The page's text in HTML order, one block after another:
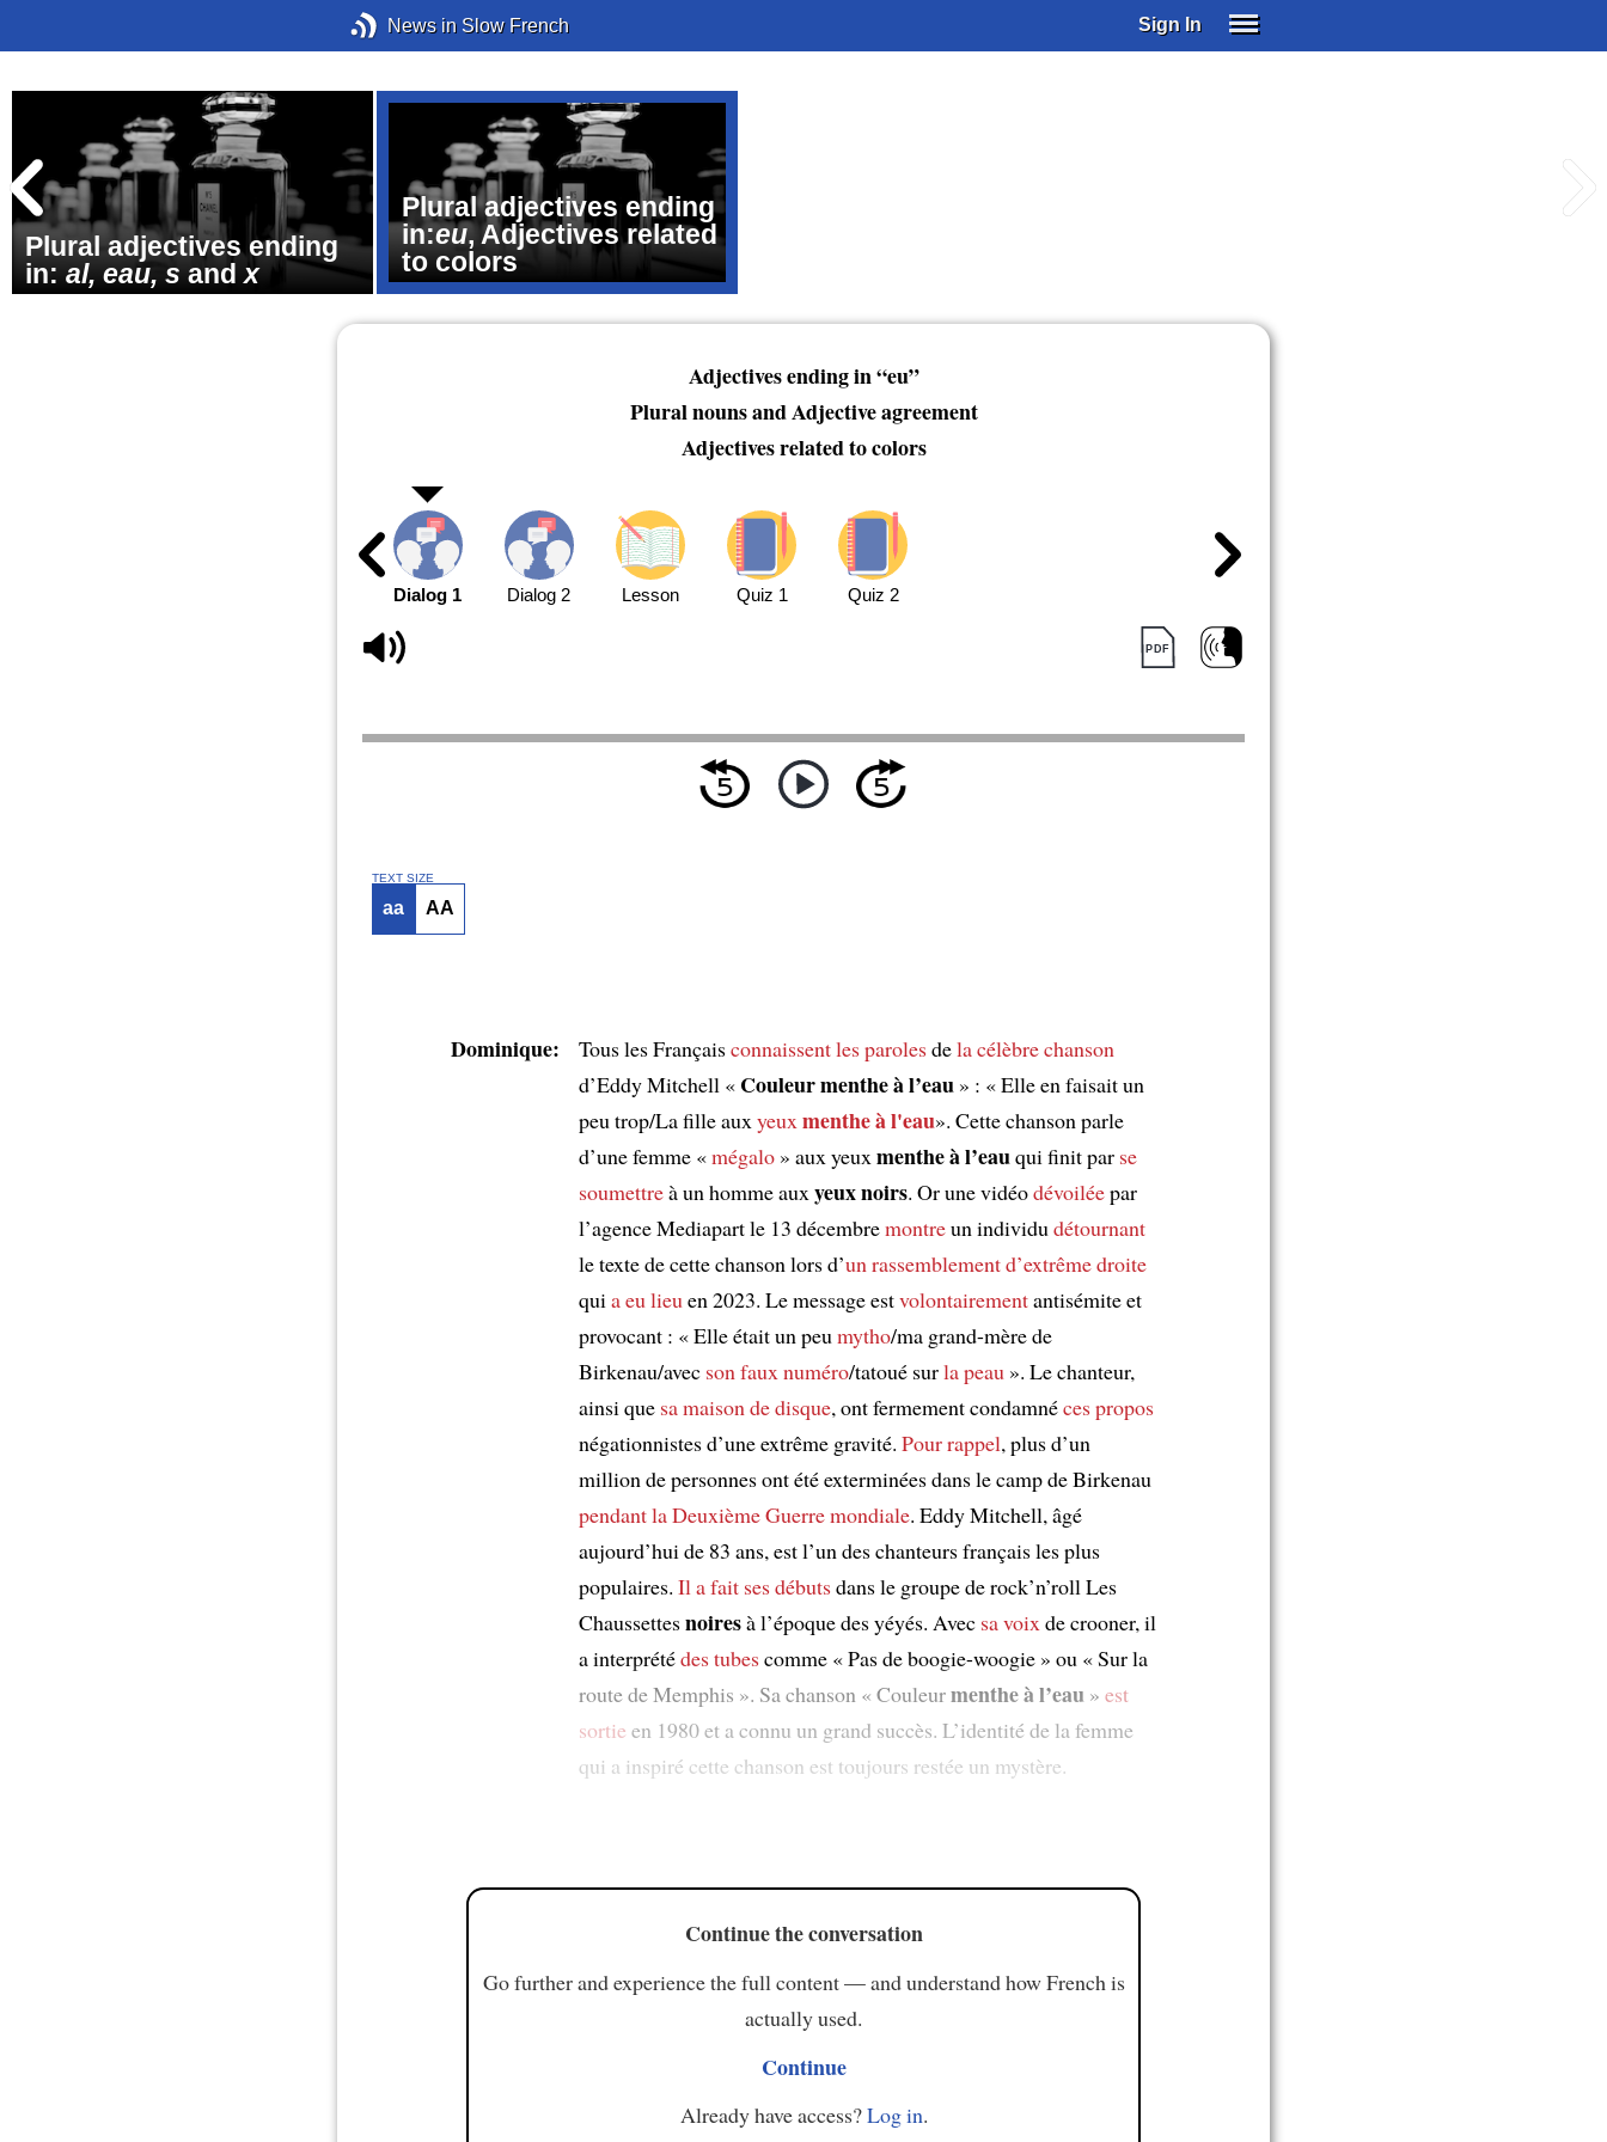
News in Slow French Sign In
Plural adjectives ending
in:al, eau, s andx
Plural adjectives ending
in:eu, Adjectives related
to colors
Adjectives ending in “eu”
Plural nouns and Adjective agreement
Adjectives related to colors
Dialog 1 Dialog 2 Lesson Quiz 1 Quiz 2
TEXT SIZE
aa AA
Dominique: Tous les Françaisconnaissent les parolesdela célèbre chanson
d’Eddy Mitchell « Couleur menthe à l’eau » : « Elle en faisait un
peu trop/La fille aux yeux menthe à l'eau». Cette chanson parle
d’une femme «mégalo» aux yeux menthe à l’eauqui finit par se
soumettreà un homme aux yeux noirs. Or une vidéodévoiléepar
l’agence Mediapart le 13 décembremontreun individu détournant
le texte de cette chanson lors d’un rassemblement d’extrême droite
qui a eu lieu en 2023. Le message estvolontairementantisémite et
provocant : « Elle était un peu mytho/ma grand-mère de
Birkenau/avec son faux numéro/tatoué surla peau ». Le chanteur,
ainsi que sa maison de disque, ont fermement condamnéces propos
négationnistes d’une extrême gravité. Pour rappel, plus d’un
million de personnes ont été exterminées dans le camp de Birkenau
pendant la Deuxième Guerre mondiale. Eddy Mitchell, âgé
aujourd’hui de 83 ans, est l’un des chanteurs français les plus
populaires. Il a fait ses débutsdans le groupe de rock’n’roll Les
Chaussettesnoiresà l’époque des yéyés. Avec sa voix de crooner, il
a interprétédes tubescomme « Pas de boogie-woogie » ou « Sur la
route de Memphis ». Sa chanson « Couleurmenthe à l’eau » est
sortie en 1980 et a connu un grand succès. L’identité de la femme
qui a inspiré cette chanson est toujours restée un mystère.
Continue the conversation
Go further and experience the full content — and understand how French is
actually used.
Continue
Already have access?Log in.